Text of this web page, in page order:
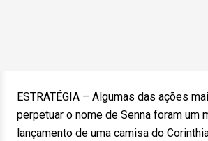
ESTRATÉGIA – Algumas das ações
perpetuar o nome de Senna foram um
lançamento de uma camisa do